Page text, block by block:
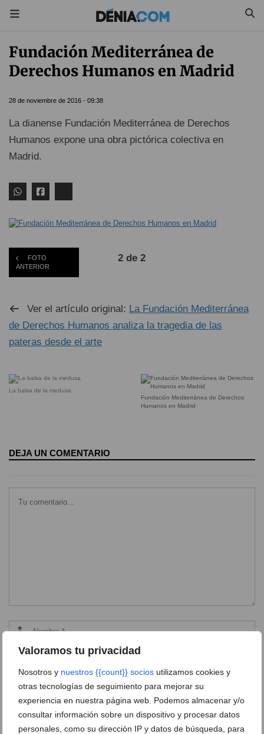
Valoramos tu privacidad
Nosotros y nuestros {{count}} socios utilizamos cookies y
otras tecnologías de seguimiento para mejorar su
experiencia en nuestra página web. Podemos almacenar y/o
consultar información sobre un dispositivo y procesar datos
personales, como su dirección IP y datos de búsqueda, para
Fundación Mediterránea de
Derechos Humanos en Madrid
28 de noviembre de 2016 - 09:38
La dianense Fundación Mediterránea de Derechos
Humanos expone una obra pictórica colectiva en
Madrid.
FOTO
ANTERIOR
2 de 2
Ver el artículo original: La Fundación Mediterránea
de Derechos Humanos analiza la tragedia de las
pateras desde el arte
La balsa de la medusa
Fundación Mediterránea de Derechos
Humanos en Madrid
DEJA UN COMENTARIO